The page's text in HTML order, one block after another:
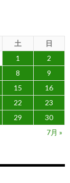
土
日
1
2
8
9
15
16
22
23
29
30
7月 »